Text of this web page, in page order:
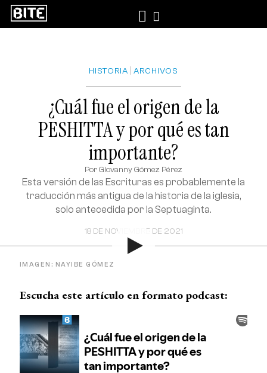
HISTORIA ARCHIVOS
¿Cuál fue el origen de la
PESHITTA y por qué es tan
importante?
Por Giovanny Gómez Pérez
18 DE NOVIEMBRE DE 2021
Esta versión de las Escrituras es probablemente la
traducción más antigua de la historia de la iglesia,
solo antecedida por la Septuaginta.
IMAGEN: NAYIBE GÓMEZ
Escucha este artículo en formato podcast: